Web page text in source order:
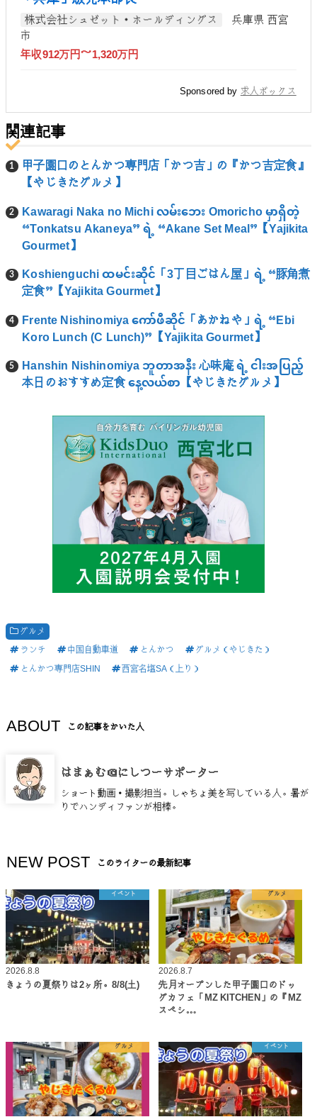
株式会社シュゼット・ホールディングス
兵庫県 西宮
市
年収912万円～1,320万円
Sponsored by 求人ボックス
関連記事
甲子園口のとんかつ専門店「かつ吉」の『かつ吉定食』
【やじきたグルメ】
Kawaragi Naka no Michi လမ်းဘေး Omoricho မှာရှိတဲ့
“Tonkatsu Akaneya” ရဲ့ “Akane Set Meal”【Yajikita
Gourmet】
Koshienguchi ထမင်းဆိုင်「3丁目ごはん屋」ရဲ့ “豚角煮
定食”【Yajikita Gourmet】
Frente Nishinomiya ကော်ဖီဆိုင်「あかねや」ရဲ့ “Ebi
Koro Lunch (C Lunch)”【Yajikita Gourmet】
Hanshin Nishinomiya ဘူတာအနီး 心味庵 ရဲ့ ငါးအပြည့်
本日のおすすめ定食 နေ့လယ်စာ【やじきたグルメ】
グルメ
ランチ
中国自動車道 とんかつ
グルメ（やじきた）
とんかつ専門店SHIN
西宮名塩SA（上り）
ABOUT この記事をかいた人
はまぁむ＠にしつーサポーター
ショート動画・撮影担当。しゃちょ美を写している人。暑が
りでハンディファンが相棒。
NEW POST このライターの最新記事
イベント
2026.8.8
きょうの夏祭りは2ヶ所。8/8(土)
グルメ
2026.8.7
先月オープンした甲子園口のドッ
グカフェ「MZ KITCHEN」の『MZ
スペシ…
グルメ イベント